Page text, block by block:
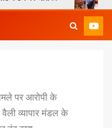
पर आरोपी के
वैली व्यापार मंडल के